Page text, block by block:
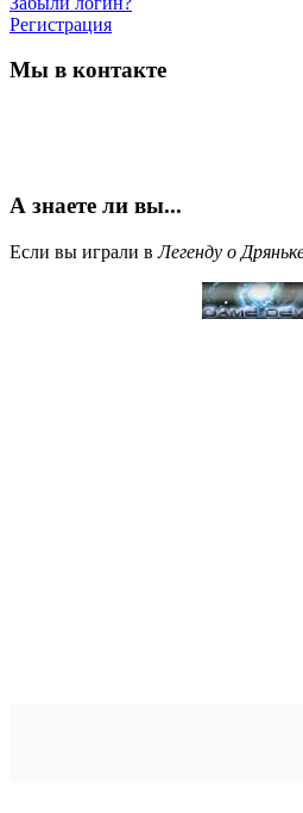
Регистрация
Мы в контакте
А знаете ли вы...
Если вы играли вЛегенду о